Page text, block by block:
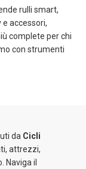
rulli smart,
e accessori,
complete per chi
con strumenti
da Cicli
attrezzi,
Naviga il